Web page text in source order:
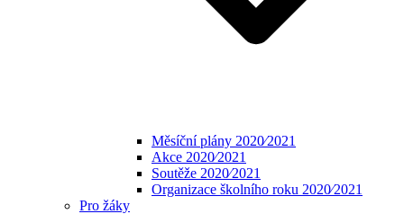
Měsíční plány 2020⁄2021
Akce 2020⁄2021
Soutěže 2020⁄2021
Organizace školního roku 2020⁄2021
Pro žáky